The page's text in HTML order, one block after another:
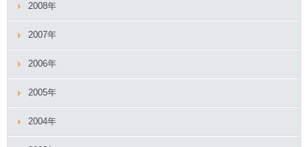
2008年
2007年
2006年
2005年
2004年